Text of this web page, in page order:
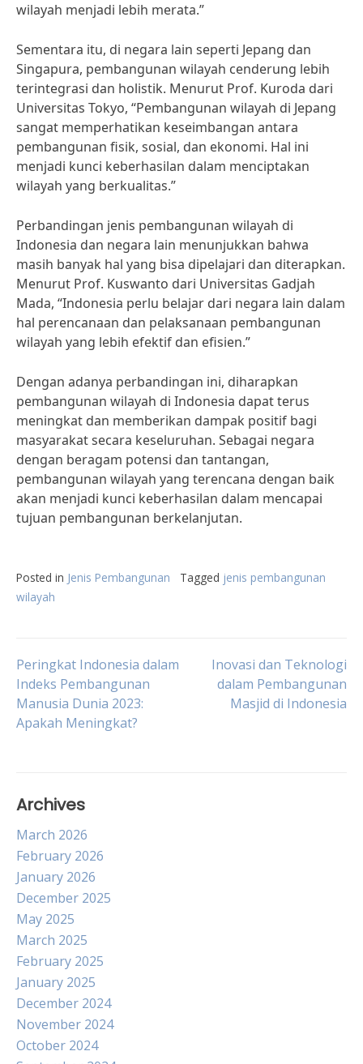
wilayah menjadi lebih merata.”
Sementara itu, di negara lain seperti Jepang dan
Singapura, pembangunan wilayah cenderung lebih
terintegrasi dan holistik. Menurut Prof. Kuroda dari
Universitas Tokyo, “Pembangunan wilayah di Jepang
sangat memperhatikan keseimbangan antara
pembangunan fisik, sosial, dan ekonomi. Hal ini
menjadi kunci keberhasilan dalam menciptakan
wilayah yang berkualitas.”
Perbandingan jenis pembangunan wilayah di
Indonesia dan negara lain menunjukkan bahwa
masih banyak hal yang bisa dipelajari dan diterapkan.
Menurut Prof. Kuswanto dari Universitas Gadjah
Mada, “Indonesia perlu belajar dari negara lain dalam
hal perencanaan dan pelaksanaan pembangunan
wilayah yang lebih efektif dan efisien.”
Dengan adanya perbandingan ini, diharapkan
pembangunan wilayah di Indonesia dapat terus
meningkat dan memberikan dampak positif bagi
masyarakat secara keseluruhan. Sebagai negara
dengan beragam potensi dan tantangan,
pembangunan wilayah yang terencana dengan baik
akan menjadi kunci keberhasilan dalam mencapai
tujuan pembangunan berkelanjutan.
Posted in Jenis Pembangunan Tagged jenis pembangunan
wilayah
Post
navigation
Peringkat Indonesia dalam
Indeks Pembangunan
Manusia Dunia 2023:
Apakah Meningkat?
Inovasi dan Teknologi
dalam Pembangunan
Masjid di Indonesia
Archives
March 2026
February 2026
January 2026
December 2025
May 2025
March 2025
February 2025
January 2025
December 2024
November 2024
October 2024